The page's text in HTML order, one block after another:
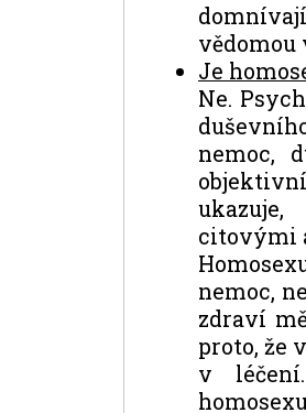
vědomou
Je
Ne.
nemoc,
citovými
nemoc,
zdraví
proto, že
v